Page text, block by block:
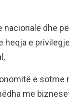
dhe
heqja e
e sotme
me